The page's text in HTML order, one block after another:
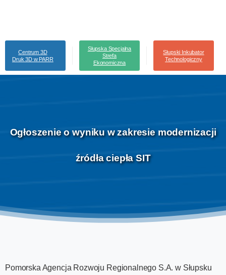
Centrum 3D
Druk 3D w PARR
Słupska Specjalna
Strefa
Ekonomiczna
Słupski Inkubator
Technologiczny
Ogłoszenie o wyniku w zakresie modernizacji
źródła ciepła SIT
Pomorska Agencja Rozwoju Regionalnego S.A. w Słupsku